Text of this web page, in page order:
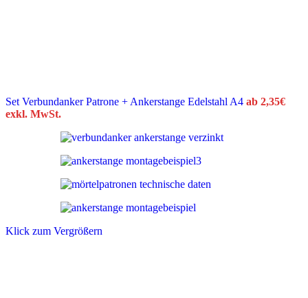
Set Verbundanker Patrone + Ankerstange Edelstahl A4 ab 2,35€
exkl. MwSt.
Klick zum Vergrößern